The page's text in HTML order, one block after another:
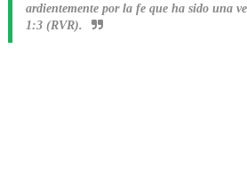
ardientemente por la fe que ha sido una
1:3 (RVR).